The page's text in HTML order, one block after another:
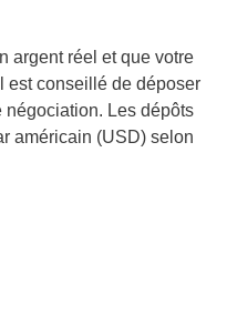
argent réel et que votre
est conseillé de déposer
négociation. Les dépôts
américain (USD) selon